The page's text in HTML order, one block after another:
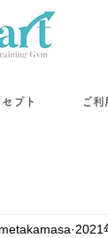
プト ご
2021